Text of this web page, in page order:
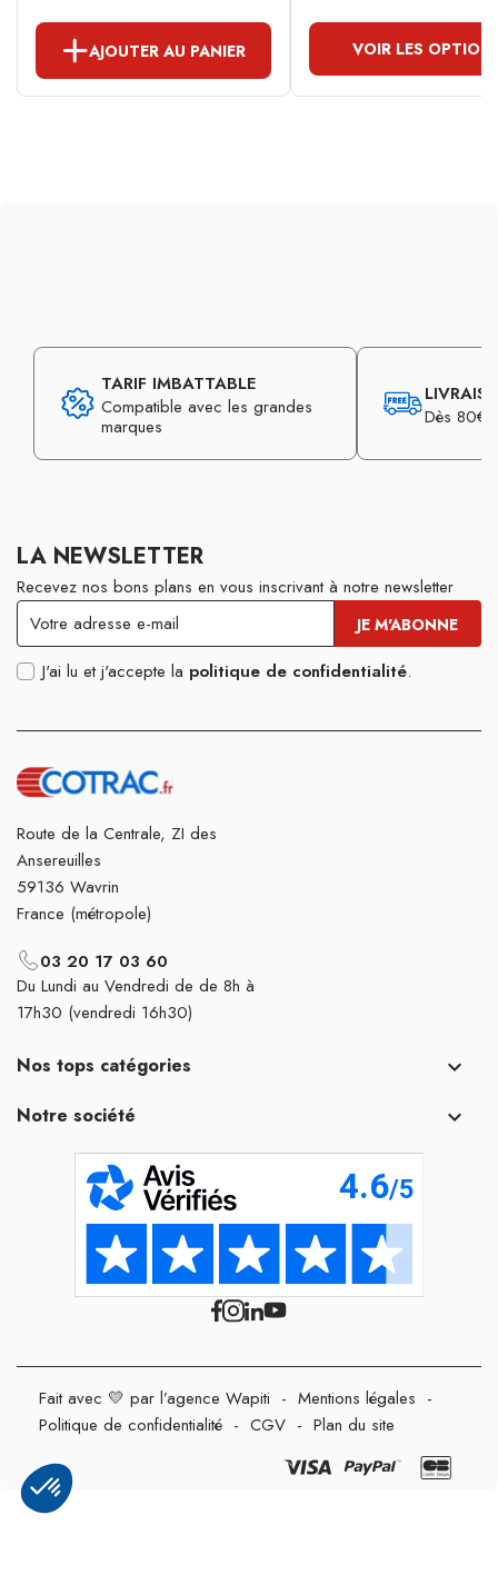
AJOUTER AU PANIER VOIR LES
TARIF IMBATTABLE
Compatible avec les grandes
marques
Dès 80€
LA NEWSLETTER
Recevez nos bons plans en vous inscrivant à notre newsletter
J'ai lu et j'accepte la politique de confidentialité.
Route de la Centrale, ZI des
Ansereuilles
59136 Wavrin
France (métropole)
03 20 17 03 60
Du Lundi au Vendredi de de 8h à
17h30 (vendredi 16h30)
Nos tops catégories 
Notre société 
Fait avec 💛 par l’agence Wapiti - Mentions légales -
Politique de confidentialité - CGV - Plan du site